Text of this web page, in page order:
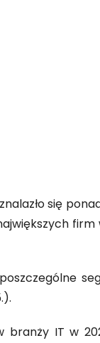
się
branży IT w